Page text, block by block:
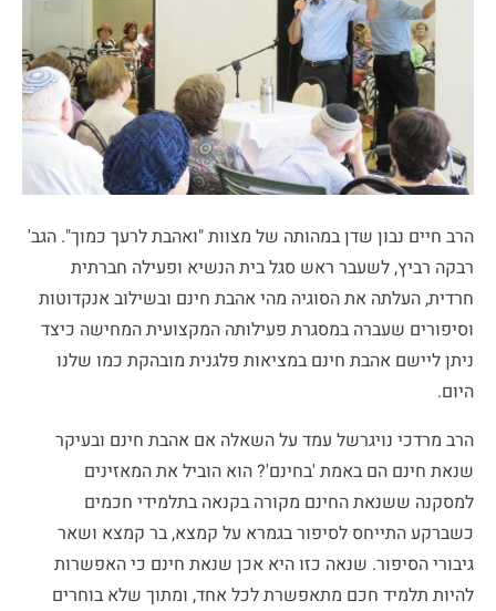
הרב חיים נבון שדן במהותה של מצוות "ואהבת לרעך כמוך". הגב'
רבקה רביץ, לשעבר ראש סגל בית הנשיא ופעילה חברתית
חרדית, העלתה את הסוגיה מהי אהבת חינם ובשילוב אנקדוטות
וסיפורים שעברה במסגרת פעילותה המקצועית המחישה כיצד
ניתן ליישם אהבת חינם במציאות פלגנית מובהקת כמו שלנו
היום.
הרב מרדכי נויגרשל עמד על השאלה אם אהבת חינם ובעיקר
שנאת חינם הם באמת 'בחינם'? הוא הוביל את המאזינים
למסקנה ששנאת החינם מקורה בקנאה בתלמידי חכמים
כשברקע התייחס לסיפור בגמרא על קמצא, בר קמצא ושאר
גיבורי הסיפור. שנאה כזו היא אכן שנאת חינם כי האפשרות
להיות תלמיד חכם מתאפשרת לכל אחד, ומתוך שלא בוחרים